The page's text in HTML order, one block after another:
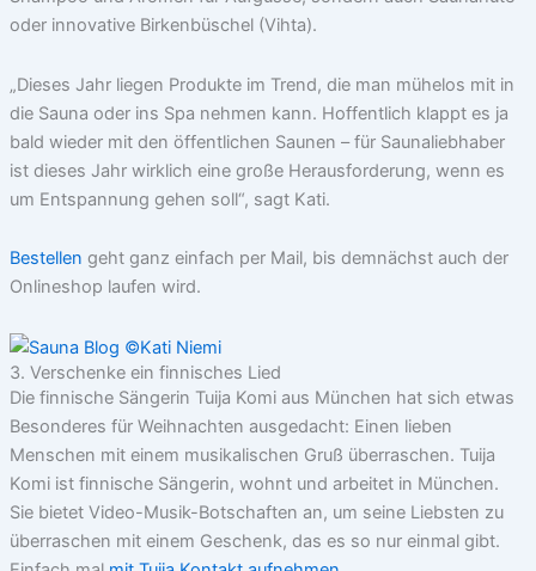
oder innovative Birkenbüschel (Vihta).
„Dieses Jahr liegen Produkte im Trend, die man mühelos mit in
die Sauna oder ins Spa nehmen kann. Hoffentlich klappt es ja
bald wieder mit den öffentlichen Saunen – für Saunaliebhaber
ist dieses Jahr wirklich eine große Herausforderung, wenn es
um Entspannung gehen soll“, sagt Kati.
Bestellen geht ganz einfach per Mail, bis demnächst auch der
Onlineshop laufen wird.
3. Verschenke ein finnisches Lied
Die finnische Sängerin Tuija Komi aus München hat sich etwas
Besonderes für Weihnachten ausgedacht: Einen lieben
Menschen mit einem musikalischen Gruß überraschen. Tuija
Komi ist finnische Sängerin, wohnt und arbeitet in München.
Sie bietet Video-Musik-Botschaften an, um seine Liebsten zu
überraschen mit einem Geschenk, das es so nur einmal gibt.